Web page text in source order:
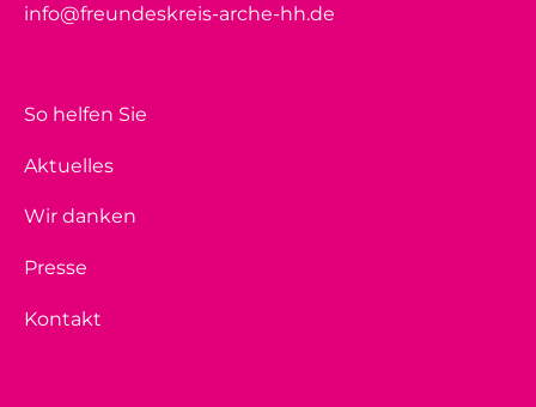
info@freundeskreis-arche-hh.de
So helfen Sie
Aktuelles
Wir danken
Presse
Kontakt